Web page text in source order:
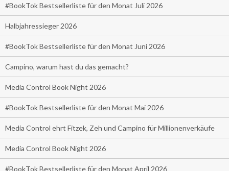
#BookTok Bestsellerliste für den Monat Juli 2026
Halbjahressieger 2026
#BookTok Bestsellerliste für den Monat Juni 2026
Campino, warum hast du das gemacht?
Media Control Book Night 2026
#BookTok Bestsellerliste für den Monat Mai 2026
Media Control ehrt Fitzek, Zeh und Campino für Millionenverkäufe
Media Control Book Night 2026
#BookTok Bestsellerliste für den Monat April 2026